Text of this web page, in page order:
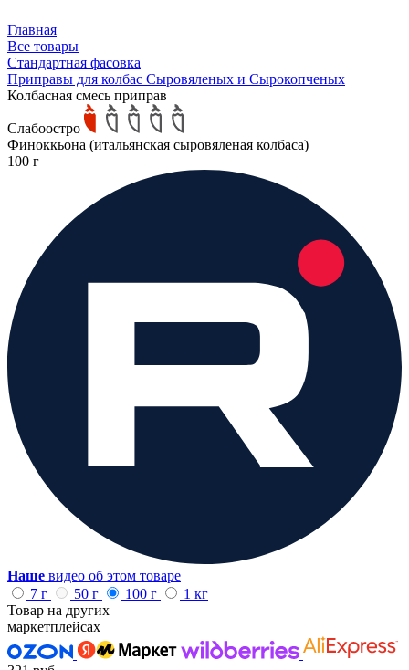
Главная
Все товары
Стандартная фасовка
Приправы для колбас Сыровяленых и Сырокопченых
Колбасная смесь приправ
Слабоостро
Финоккьона (итальянская сыровяленая колбаса)
100 г
Наше видео об этом товаре
7 г
50 г 100 г
1 кг
Товар на других
маркетплейсах